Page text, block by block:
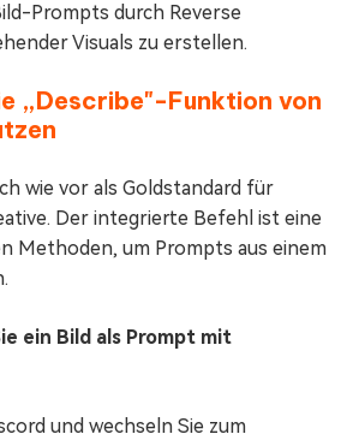
Prompts durch Reverse
Visuals zu erstellen.
„Describe"-Funktion von
wie vor als Goldstandard für
Der integrierte Befehl ist eine
Methoden, um Prompts aus einem
ein Bild als Prompt mit
und wechseln Sie zum